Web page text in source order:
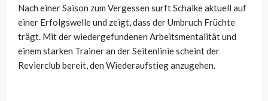
Nach einer Saison zum Vergessen surft Schalke aktuell auf
einer Erfolgswelle und zeigt, dass der Umbruch Früchte
trägt. Mit der wiedergefundenen Arbeitsmentalität und
einem starken Trainer an der Seitenlinie scheint der
Revierclub bereit, den Wiederaufstieg anzugehen.